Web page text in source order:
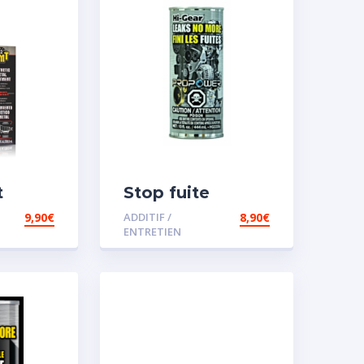
9,90€
Stop fuite
moteur
ADDITIF /
ENTRETIEN
8,90€